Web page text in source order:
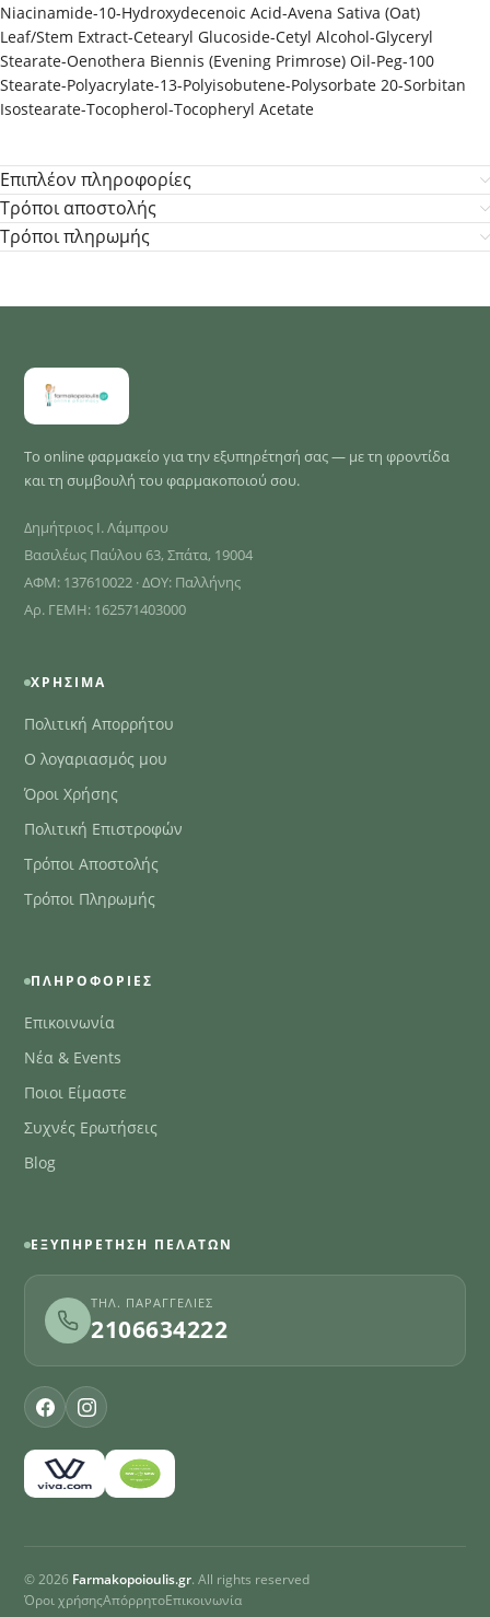
Niacinamide-10-Hydroxydecenoic Acid-Avena Sativa (Oat)
Leaf/Stem Extract-Cetearyl Glucoside-Cetyl Alcohol-Glyceryl
Stearate-Oenothera Biennis (Evening Primrose) Oil-Peg-100
Stearate-Polyacrylate-13-Polyisobutene-Polysorbate 20-Sorbitan
Isostearate-Tocopherol-Tocopheryl Acetate
Επιπλέον πληροφορίες
Τρόποι αποστολής
Τρόποι πληρωμής
Το online φαρμακείο για την εξυπηρέτησή σας — με τη φροντίδα
και τη συμβουλή του φαρμακοποιού σου.
Δημήτριος Ι. Λάμπρου
Βασιλέως Παύλου 63, Σπάτα, 19004
ΑΦΜ: 137610022 · ΔΟΥ: Παλλήνης
Αρ. ΓΕΜΗ: 162571403000
ΧΡΉΣΙΜΑ
Πολιτική Απορρήτου
Ο λογαριασμός μου
Όροι Χρήσης
Πολιτική Επιστροφών
Τρόποι Αποστολής
Τρόποι Πληρωμής
ΠΛΗΡΟΦΟΡΊΕΣ
Επικοινωνία
Νέα & Events
Ποιοι Είμαστε
Συχνές Ερωτήσεις
Blog
ΕΞΥΠΗΡΈΤΗΣΗ ΠΕΛΑΤΏΝ
ΤΗΛ. ΠΑΡΑΓΓΕΛΊΕΣ
2106634222
© 2026 Farmakopoioulis.gr. All rights reserved
Όροι χρήσηςΑπόρρητοΕπικοινωνία